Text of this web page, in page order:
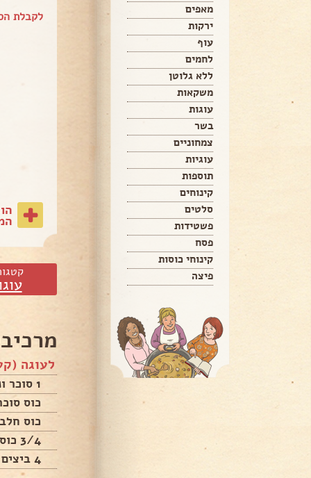
מאפים
ירקות
עוף
לחמים
ללא גלוטן
משקאות
עוגות
בשר
צמחוניים
עוגיות
תוספות
קינוחים
סלטים
פשטידות
פסח
קינוחי כוסות
פיצה
לקבלת
לעוגה
1 סוכר וניל
כוס
כוס חלב
3/4 כוס שמן
4 ביצים